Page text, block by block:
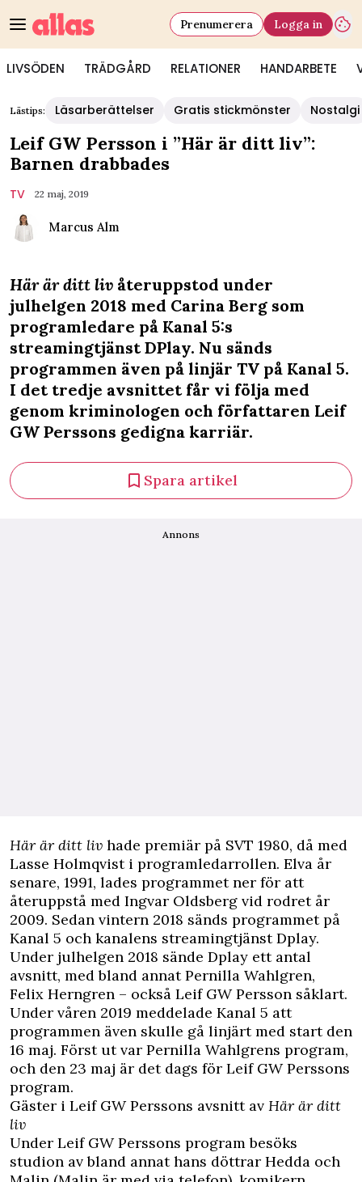
LIVSÖDEN TRÄDGÅRD RELATIONER HANDARBETE
Prenumerera Logga in
Lästips: Läsarberättelser Gratis stickmönster Nostalgi
Leif GW Persson i ”Här är ditt liv”:
Barnen drabbades
TV 22 maj, 2019
Marcus Alm
Här är ditt liv återuppstod under
julhelgen 2018 med Carina Berg som
programledare på Kanal 5:s
streamingtjänst DPlay. Nu sänds
programmen även på linjär TV på Kanal 5.
I det tredje avsnittet får vi följa med
genom kriminologen och författaren Leif
GW Perssons gedigna karriär.
Spara artikel
Annons
Här är ditt liv hade premiär på SVT 1980, då med
Lasse Holmqvist i programledarrollen. Elva år
senare, 1991, lades programmet ner för att
återuppstå med Ingvar Oldsberg vid rodret år
2009. Sedan vintern 2018 sänds programmet på
Kanal 5 och kanalens streamingtjänst Dplay.
Under julhelgen 2018 sände Dplay ett antal
avsnitt, med bland annat Pernilla Wahlgren,
Felix Herngren – också Leif GW Persson såklart.
Under våren 2019 meddelade Kanal 5 att
programmen även skulle gå linjärt med start den
16 maj. Först ut var Pernilla Wahlgrens program,
och den 23 maj är det dags för Leif GW Perssons
program.
Gäster i Leif GW Perssons avsnitt av Här är ditt
liv
Under Leif GW Perssons program besöks
studion av bland annat hans döttrar Hedda och